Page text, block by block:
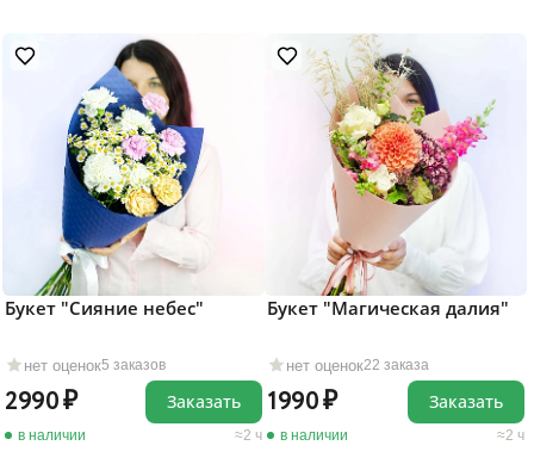
нет оценок5 заказов
Букет "Сияние небес"
2990
в наличии 2 ч
Заказать
нет оценок22 заказа
Букет "Магическая далия"
1990
в наличии 2 ч
Заказать